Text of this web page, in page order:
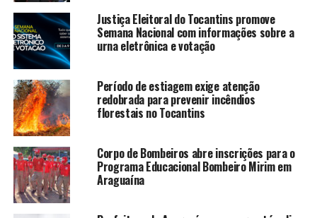
Justiça Eleitoral do Tocantins promove
Semana Nacional com informações sobre a
urna eletrônica e votação
Período de estiagem exige atenção
redobrada para prevenir incêndios
florestais no Tocantins
Corpo de Bombeiros abre inscrições para o
Programa Educacional Bombeiro Mirim em
Araguaína